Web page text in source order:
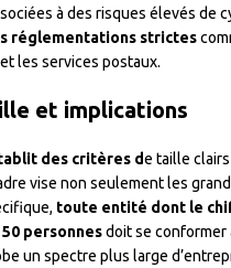
à des risques élevés de
réglementations strictes
les services postaux.
et implications
des critères de taille
vise non seulement les
toute entité dont le
personnesdoit se conformer
un spectre plus large